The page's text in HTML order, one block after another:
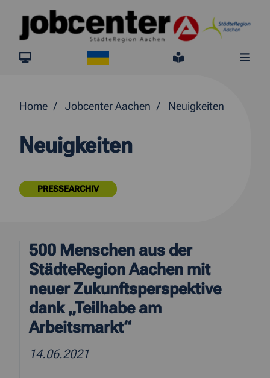
Springe direkt zum Inhalt
jobcenter.digital
Leichte
Home Jobcenter Aachen Neuigkeiten
Neuigkeiten
PRESSEARCHIV
500 Menschen aus der
StädteRegion Aachen mit
neuer Zukunftsperspektive
dank „Teilhabe am
Arbeitsmarkt“
14.06.2021